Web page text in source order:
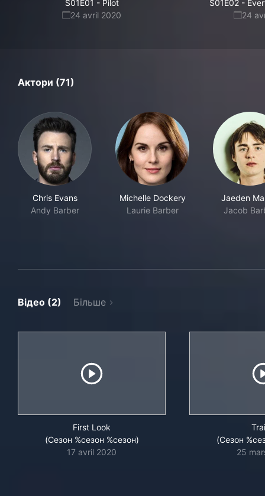
S01E01 - Pilot
24 avril 2020
S01E02 -
24
Актори (71)
Chris Evans
Andy Barber
Michelle Dockery
Laurie Barber
Jaeden
Jacob
Відео (2) Більше
First Look
(Сезон %сезон %сезон)
17 avril 2020
(Сезон
25